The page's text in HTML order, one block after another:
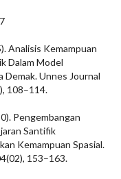
Analisis Kemampuan
Dalam Model
Demak. Unnes Journal
108–114.
Pengembangan
Santifik
Kemampuan Spasial.
153–163.